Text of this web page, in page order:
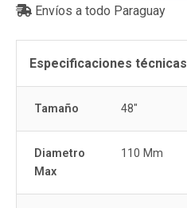
Envíos a todo Paraguay
Especificaciones técnicas
Tamaño 48"
Diametro
Max
110 Mm